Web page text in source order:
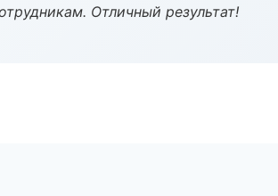
Отличный результат!